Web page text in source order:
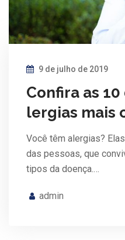
9 de julho de 2019
Confira as
lergias mais
Você têm alergias?
das pessoas, que
tipos da doença.…
admin